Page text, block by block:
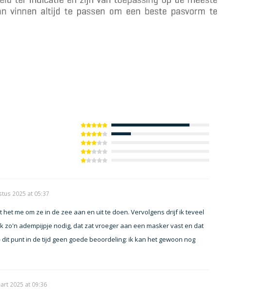
2025 at 05:37
me om ze in de zee aan en uit te doen. Vervolgens drijf ik teveel
zo'n adempijpje nodig, dat zat vroeger aan een masker vast en dat
punt in de tijd geen goede beoordeling: ik kan het gewoon nog
2025 at 09:36